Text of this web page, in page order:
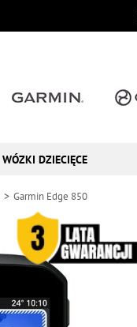
WÓZKI DZIECIĘCE
Garmin Edge 850